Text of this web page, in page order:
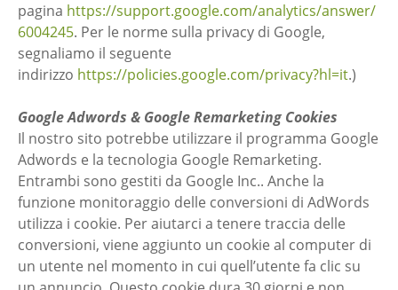
pagina https://support.google.com/analytics/answer/
6004245. Per le norme sulla privacy di Google,
segnaliamo il seguente
indirizzo https://policies.google.com/privacy?hl=it.)
Google Adwords & Google Remarketing Cookies
Il nostro sito potrebbe utilizzare il programma Google
Adwords e la tecnologia Google Remarketing.
Entrambi sono gestiti da Google Inc.. Anche la
funzione monitoraggio delle conversioni di AdWords
utilizza i cookie. Per aiutarci a tenere traccia delle
conversioni, viene aggiunto un cookie al computer di
un utente nel momento in cui quell’utente fa clic su